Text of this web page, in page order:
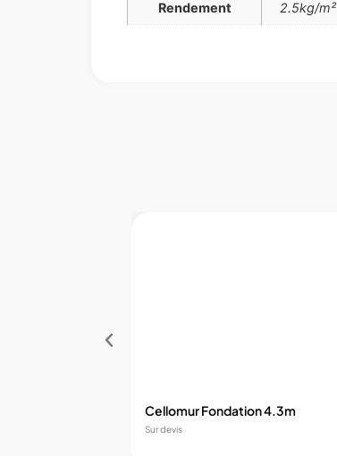
Rendement 2.5kg/m²
Cellomur Fondation 4.3m
Sur devis